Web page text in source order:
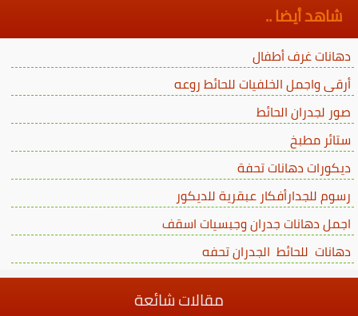
شاهد أيضا ..
دهانات غرف أطفال
أرقى واجمل الخلفيات للحائط روعه
صور لجدران الحائط
ستائر مطبخ
ديكورات دهانات تحفة
رسوم للجدارأفكار عبقرية للديكور
اجمل دهانات جدران وجبسيات اسقف
دهانات للحائط الجدران تحفه
مقالات شائعة